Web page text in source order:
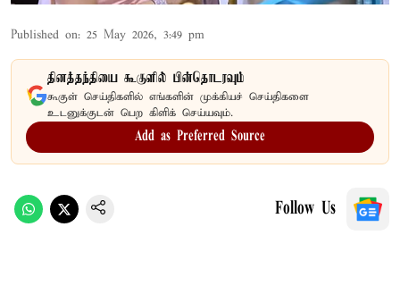
Published on: 25 May 2026, 3:49 pm
தினத்தந்தியை கூகுளில் பின்தொடரவும்
கூகுள் செய்திகளில் எங்களின் முக்கியச் செய்திகளை
உடனுக்குடன் பெற கிளிக் செய்யவும்.
Add as Preferred Source
Follow Us